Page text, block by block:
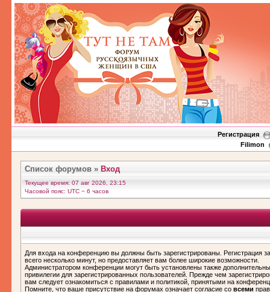
Регистрация
Filimon
Список форумов » Вход
Текущее время: 07 авг 2026, 23:15
Часовой пояс: UTC − 6 часов
Для входа на конференцию вы должны быть зарегистрированы. Регистрация
всего несколько минут, но предоставляет вам более широкие возможности.
Администратором конференции могут быть установлены также
привилегии для зарегистрированных пользователей. Прежде чем
вам следует ознакомиться с правилами и политикой, принятыми на
Помните, что ваше присутствие на форумах означает согласие со всеми